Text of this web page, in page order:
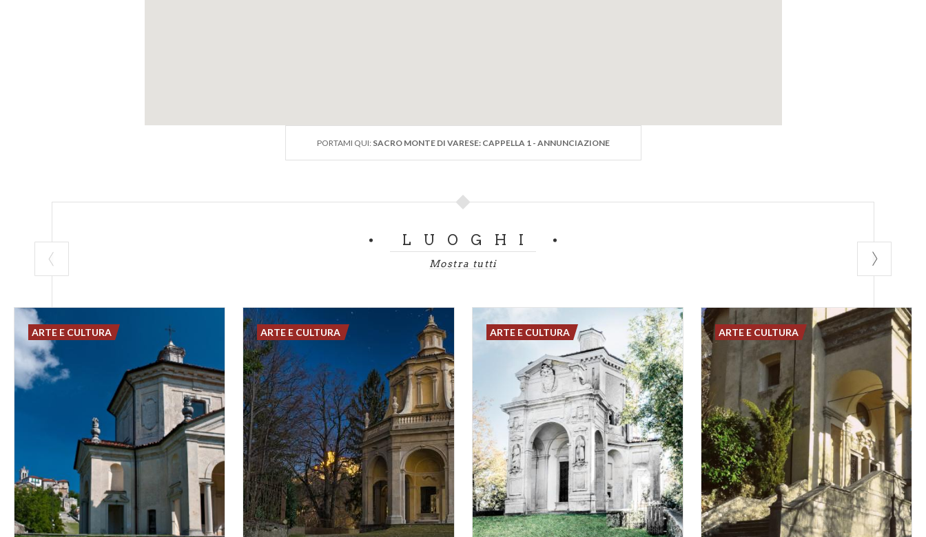
PORTAMI QUI: SACRO MONTE DI VARESE: CAPPELLA 1 - ANNUNCIAZIONE
LUOGHI
Mostra tutti
ARTE E CULTURA ARTE E CULTURA ARTE E CULTURA ARTE E CULTURA